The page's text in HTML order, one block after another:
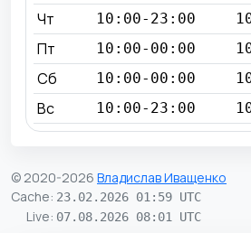
Чт 10:00-23:00
Пт 10:00-00:00
Сб 10:00-00:00
Вс 10:00-23:00
© 2020-2026 Владислав Иващенко
Cache: 23.02.2026 01:59 UTC
Live: 07.08.2026 08:01 UTC